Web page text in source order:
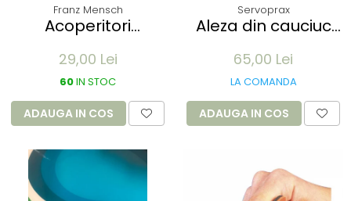
Franz Mensch
Acoperitori
din CPE - albastru
41x15 cm, 25 my
unica folosinta - 100
buc
29,00 Lei
60IN STOC
ADAUGA IN COS
Servoprax
Aleza din cauciuc
90x100cm - culoare
alb
65,00 Lei
LA COMANDA
ADAUGA IN COS